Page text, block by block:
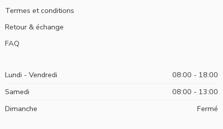
Termes et conditions
Retour & échange
FAQ
Lundi - Vendredi
08:00 - 18:00
Samedi
08:00 - 13:00
Dimanche
Fermé